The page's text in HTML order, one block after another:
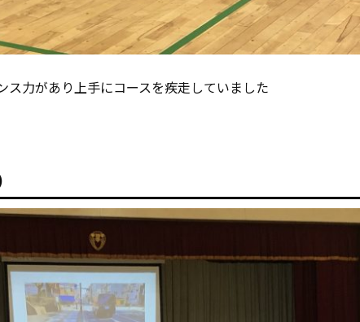
ス力があり上手にコースを疾走していました